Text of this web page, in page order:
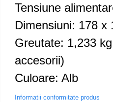
Tensiune
Dimensiuni: 178 x
Greutate: 1,233
accesorii)
Culoare: Alb
Informatii conformitate produs